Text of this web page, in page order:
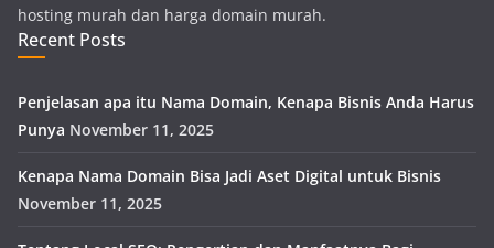
hosting murah dan harga domain murah.
Recent Posts
Penjelasan apa itu Nama Domain, Kenapa Bisnis Anda Harus
Punya November 11, 2025
Kenapa Nama Domain Bisa Jadi Aset Digital untuk Bisnis
November 11, 2025